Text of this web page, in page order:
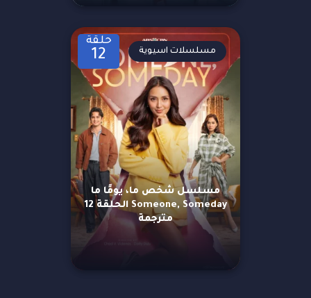
حلقة
12
مسلسل شخص ما، يومًا ما
Someone, Someday الحلقة 12
مترجمة
مسلسلات اسيوية